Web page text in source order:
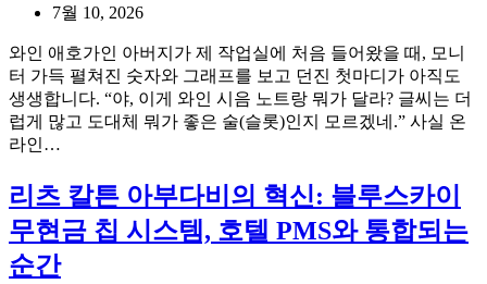
7월 10, 2026
와인 애호가인 아버지가 제 작업실에 처음 들어왔을 때, 모니
터 가득 펼쳐진 숫자와 그래프를 보고 던진 첫마디가 아직도
생생합니다. “야, 이게 와인 시음 노트랑 뭐가 달라? 글씨는 더
럽게 많고 도대체 뭐가 좋은 술(슬롯)인지 모르겠네.” 사실 온
라인…
니
얼
소
리츠 칼튼 아부다비의 혁신: 블루스카이
무현금 칩 시스템, 호텔 PMS와 통합되는
순간